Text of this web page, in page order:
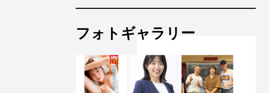
フォトギャラリー